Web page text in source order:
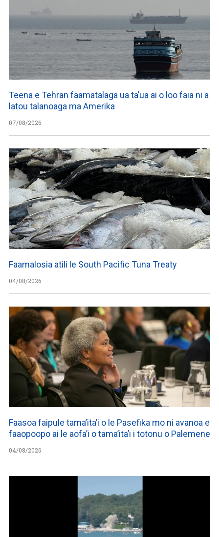
Teena e Tehran faamatalaga ua ta’ua ai o loo faia ni a
latou talanoaga ma Amerika
07/08/2026
Faamalosia atili le South Pacific Tuna Treaty
04/08/2026
Faasoa faipule tama’ita’i o le Pasefika mo ni avanoa e
faaopoopo ai le aofa’i o tama’ita’i i totonu o Palemene
04/08/2026